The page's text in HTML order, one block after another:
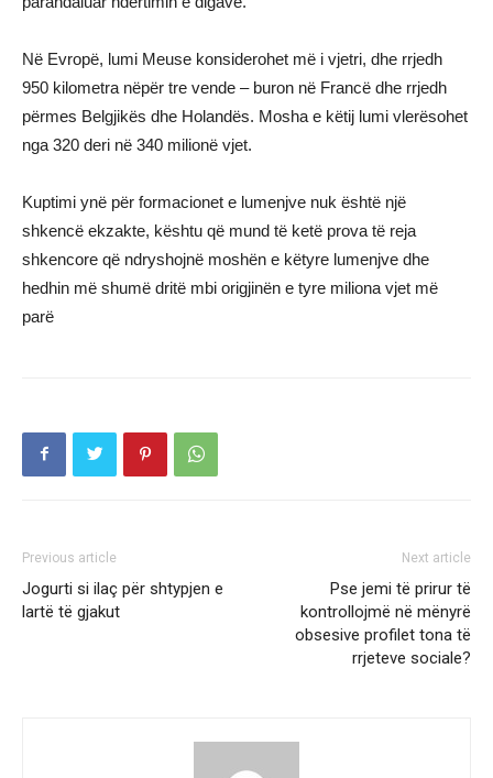
Në Evropë, lumi Meuse konsiderohet më i vjetri, dhe rrjedh
950 kilometra nëpër tre vende – buron në Francë dhe rrjedh
përmes Belgjikës dhe Holandës. Mosha e këtij lumi vlerësohet
nga 320 deri në 340 milionë vjet.
Kuptimi ynë për formacionet e lumenjve nuk është një
shkencë ekzakte, kështu që mund të ketë prova të reja
shkencore që ndryshojnë moshën e këtyre lumenjve dhe
hedhin më shumë dritë mbi origjinën e tyre miliona vjet më
parë
Previous article
Jogurti si ilaç për shtypjen e
lartë të gjakut
Next article
Pse jemi të prirur të
kontrollojmë në mënyrë
obsesive profilet tona të
rrjeteve sociale?